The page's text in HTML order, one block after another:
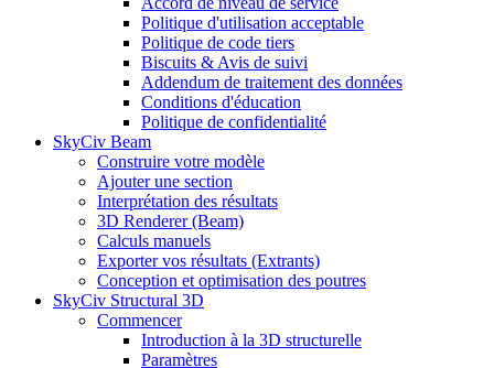
Politique d'utilisation acceptable
Politique de code tiers
Biscuits & Avis de suivi
Addendum de traitement des données
Conditions d'éducation
Politique de confidentialité
SkyCiv Beam
Construire votre modèle
Ajouter une section
Interprétation des résultats
3D Renderer (Beam)
Calculs manuels
Exporter vos résultats (Extrants)
Conception et optimisation des poutres
SkyCiv Structural 3D
Commencer
Introduction à la 3D structurelle
Paramètres